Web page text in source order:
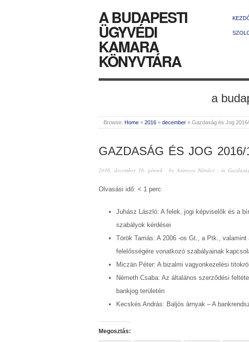
A BUDAPESTI
ÜGYVÉDI
KAMARA
KÖNYVTÁRA
a
Browse: Home » 2016 » december » Gazdaság és Jog
GAZDASÁG ÉS JOG 2016/
2016. december 16. péntek · by Aranyos Nándor· in
Olvasási idő: < 1 perc
Juhász László: A felek, jogi képviselők és a
szabályok kérdései
Török Tamás: A 2006 -os Gt., a Ptk.,
felelősségére vonatkozó szabályainak
Miczán Péter: A bizalmi vagyonkezelési titokról
Németh Csaba: Az általános szerződési
bankjog területén
Kecskés András: Baljós árnyak – A
Megosztás: